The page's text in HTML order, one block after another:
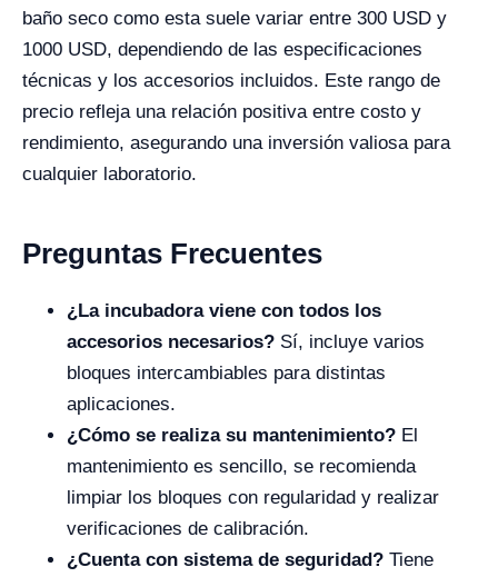
baño seco como esta suele variar entre 300 USD y
1000 USD, dependiendo de las especificaciones
técnicas y los accesorios incluidos. Este rango de
precio refleja una relación positiva entre costo y
rendimiento, asegurando una inversión valiosa para
cualquier laboratorio.
Preguntas Frecuentes
¿La incubadora viene con todos los
accesorios necesarios? Sí, incluye varios
bloques intercambiables para distintas
aplicaciones.
¿Cómo se realiza su mantenimiento? El
mantenimiento es sencillo, se recomienda
limpiar los bloques con regularidad y realizar
verificaciones de calibración.
¿Cuenta con sistema de seguridad? Tiene